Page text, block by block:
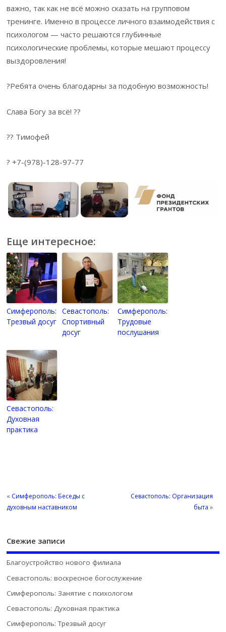
важно, так как не всё можно сказать на групповом
тренинге. Именно в процессе личного взаимодействия с
психологом — часто решаются глубинные
психологические проблемы, которые мешают процессу
выздоровления!
?Ребята очень благодарны за подобную возможность!
Слава Богу за всё! ??
?? Тимофей
? +7-(978)-128-97-77
Еще интересное:
Симферополь:
Трезвый досуг
Севастополь:
Спортивный
досуг
Симферополь:
Трудовые
послушания
Севастополь:
Духовная
практика
« Симферополь: Беседы с
духовным наставником
Севастополь: Организация
быта »
Свежие записи
Благоустройство нового филиала
Севастополь: воскресное богослужение
Симферополь: Занятие с психологом
Севастополь: Духовная практика
Симферополь: Трезвый досуг